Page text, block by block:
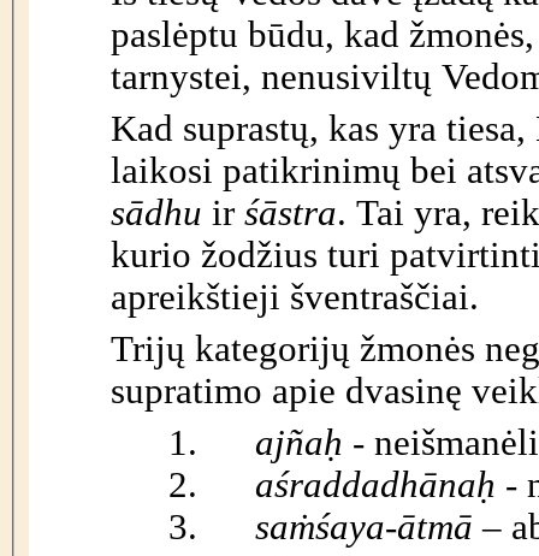
paslėptu būdu, kad
tarnystei, nenusiviltų
Kad suprastų, kas yra
laikosi patikrinimų bei
sādhu ir śāstra. Tai yra,
kurio žodžius turi
apreikštieji šventraščiai.
Trijų kategorijų žmonės
supratimo apie dvasinę
1.
ajñaḥ -
2.
aśraddadhānaḥ -
3.
saṁśaya-ātmā –